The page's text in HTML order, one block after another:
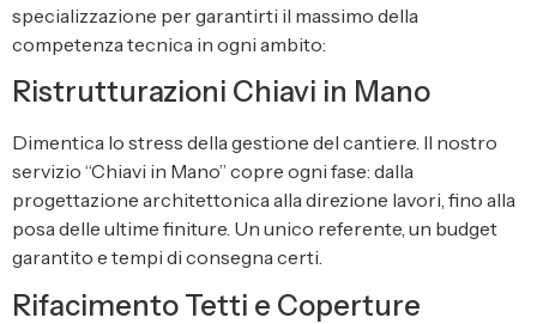
specializzazione per garantirti il massimo della
competenza tecnica in ogni ambito:
Ristrutturazioni Chiavi in Mano
Dimentica lo stress della gestione del cantiere. Il nostro
servizio “Chiavi in Mano” copre ogni fase: dalla
progettazione architettonica alla direzione lavori, fino alla
posa delle ultime finiture. Un unico referente, un budget
garantito e tempi di consegna certi.
Rifacimento Tetti e Coperture